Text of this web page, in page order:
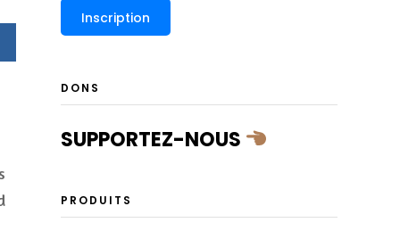
DONS
SUPPORTEZ-NOUS
PRODUITS